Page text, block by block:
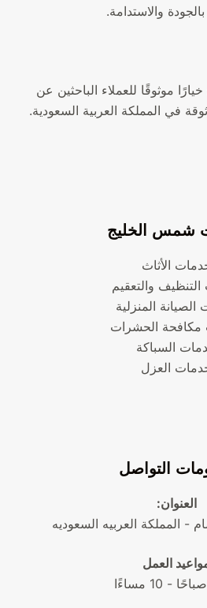
بالجودة والاستدامة.
موثوقًا للعملاء الباحثين عن
في المملكة العربية السعودية.
شمس الخليج
الأثاث
والتعقيم
المنزلية
الحشرات
السباكة
العزل
التواصل
العنوان:
- المملكة العربيه السعوديه
العمل